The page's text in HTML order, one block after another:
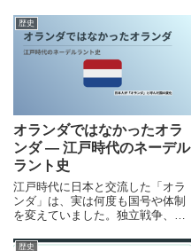
判断を読み解きます。
歴史
オランダではなかったオラ
ンダ ― 江戸時代のネーデル
ラント史
江戸時代に日本と交流した「オラ
ンダ」は、実は何度も国号や体制
を変えていました。独立戦争、オ
争、ベルギー独立まで、ネーデル
歴史